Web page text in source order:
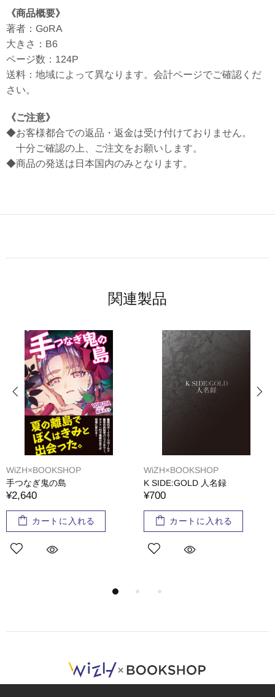
《商品概要》
著者：GoRA
大きさ：B6
ページ数：124P
送料：地域によって異なります。会計ページでご確認くだ
さい。
《ご注意》
◆お客様都合での返品・返金は受け付けておりません。
十分ご確認の上、ご注文をお願いします。
◆商品の発送は日本国内のみとなります。
関連製品
入れる
WiZH×BOOKSHOP
K SIDE:GOLD 人名録
カートに入れる
SIDE:GOLD